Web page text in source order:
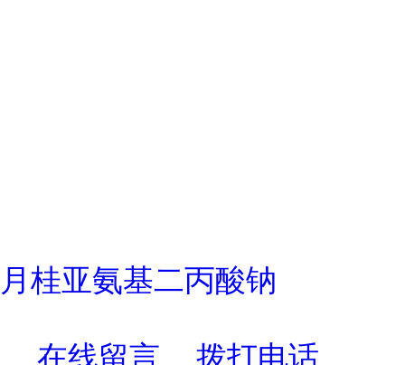
月桂亚氨基二丙酸钠
在线留言 拨打电话